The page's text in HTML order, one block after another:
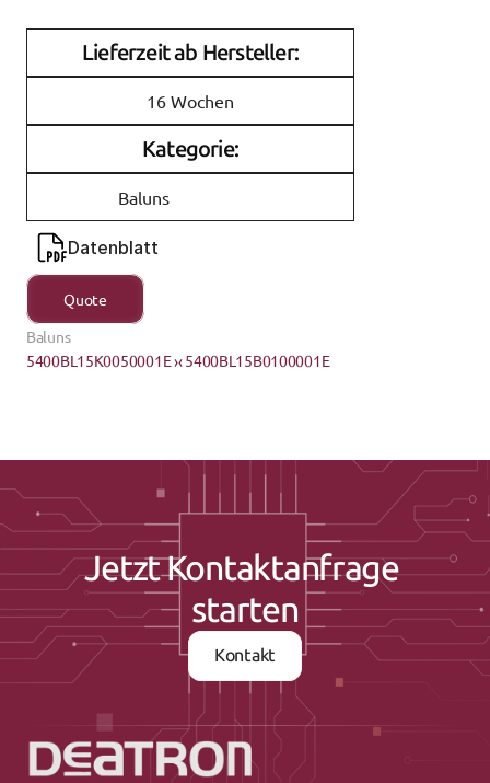
Lieferzeit ab Hersteller:
16 Wochen
Kategorie:
Baluns
Datenblatt
Quote
Baluns
5400BL15K0050001E ›‹ 5400BL15B0100001E
Jetzt Kontaktanfrage
starten
Kontakt